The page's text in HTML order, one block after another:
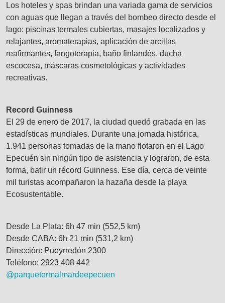
Los hoteles y spas brindan una variada gama de servicios
con aguas que llegan a través del bombeo directo desde el
lago: piscinas termales cubiertas, masajes localizados y
relajantes, aromaterapias, aplicación de arcillas
reafirmantes, fangoterapia, baño finlandés, ducha
escocesa, máscaras cosmetológicas y actividades
recreativas.
Record Guinness
El 29 de enero de 2017, la ciudad quedó grabada en las
estadísticas mundiales. Durante una jornada histórica,
1.941 personas tomadas de la mano flotaron en el Lago
Epecuén sin ningún tipo de asistencia y lograron, de esta
forma, batir un récord Guinness. Ese día, cerca de veinte
mil turistas acompañaron la hazaña desde la playa
Ecosustentable.
Desde La Plata: 6h 47 min (552,5 km)
Desde CABA: 6h 21 min (531,2 km)
Dirección: Pueyrredón 2300
Teléfono: 2923 408 442
@parquetermalmardeepecuen